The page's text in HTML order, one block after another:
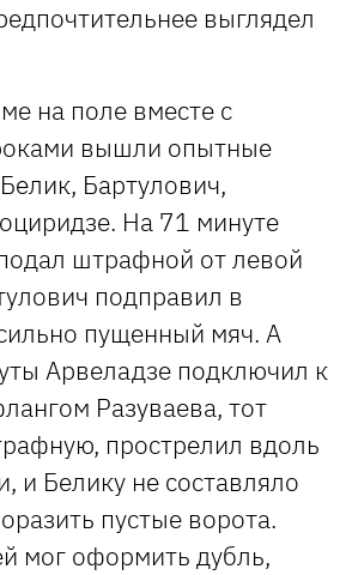
выглядел
на поле вместе с
вышли опытные
Бартулович,
На 71 минуте
штрафной от левой
подправил в
пущенный мяч. А
Арвеладзе подключил к
Разуваева, тот
прострелил вдоль
и Белику не составляло
пустые ворота.
мог оформить дубль,